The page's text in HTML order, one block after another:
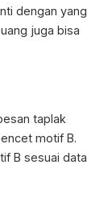
dengan yang
juga bisa
taplak
motif B.
B sesuai data